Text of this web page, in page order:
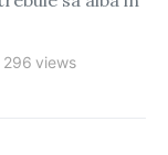
296 views